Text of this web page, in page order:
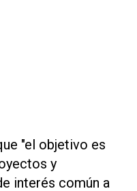
"el objetivo es
y
interés común a